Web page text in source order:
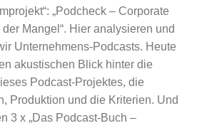
„Podcheck – Corporate
Mangel“. Hier analysieren und
Unternehmens-Podcasts. Heute
akustischen Blick hinter die
Podcast-Projektes, die
Produktion und die Kriterien. Und
3 x „Das Podcast-Buch –